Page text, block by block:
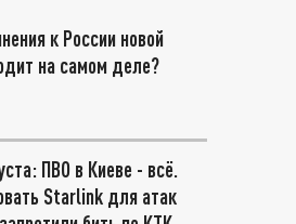
к России новой
на самом деле?
ПВО в Киеве - всё.
Starlink для атак